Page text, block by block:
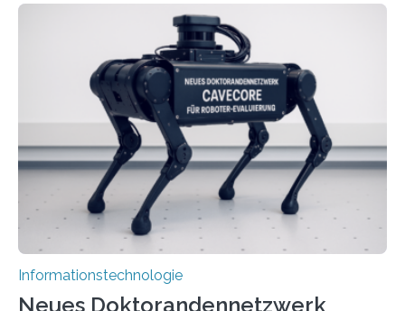
stellt die heutige Computertechnik vor
Herausforderungen. Herkömmliche Silizium-
Prozessoren stoßen an ihre Grenzen: Sie verbrauchen
viel Energie, die Speicher- und Verarbeitungseinheiten
sind voneinander getrennt und die Datenübertragung
bremst komplexe Anwendungen aus. Da KI-Modelle
immer größer werden und riesige Datenmengen
verarbeiten müssen, steigt der Bedarf an neuen
Rechenarchitekturen. Neben Quantencomputern
rücken dabei insbesondere…
Informationstechnologie
Neues Doktorandennetzwerk